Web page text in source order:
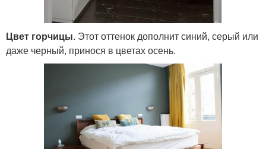
Цвет горчицы. Этот оттенок дополнит синий, серый или
даже черный, принося в цветах осень.